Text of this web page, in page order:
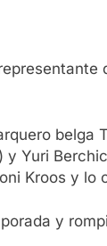
belga
Yuri
Kroos y
y